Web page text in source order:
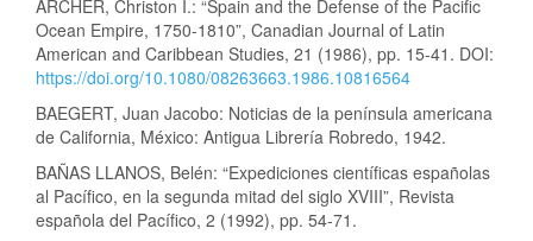
ARCHER, Christon I.: “Spain and the Defense of the Pacific
Ocean Empire, 1750-1810”, Canadian Journal of Latin
American and Caribbean Studies, 21 (1986), pp. 15-41. DOI:
https://doi.org/10.1080/08263663.1986.10816564
BAEGERT, Juan Jacobo: Noticias de la península americana
de California, México: Antigua Librería Robredo, 1942.
BAÑAS LLANOS, Belén: “Expediciones científicas españolas
al Pacífico, en la segunda mitad del siglo XVIII”, Revista
española del Pacífico, 2 (1992), pp. 54-71.